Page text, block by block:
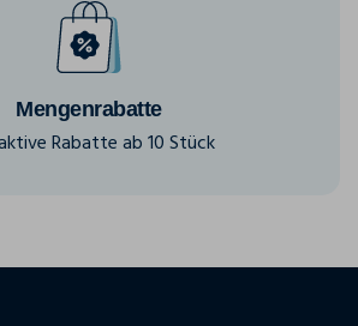
Mengenrabatte
Rabatte ab 10 Stück